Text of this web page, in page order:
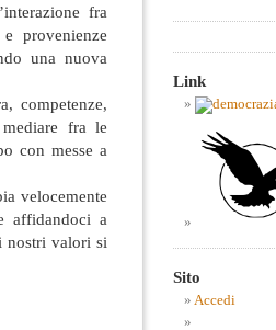
fra
provenienze
una nuova
competenze,
fra le
con messe a
velocemente
affidandoci a
nostri valori si
Link
Sito
Accedi